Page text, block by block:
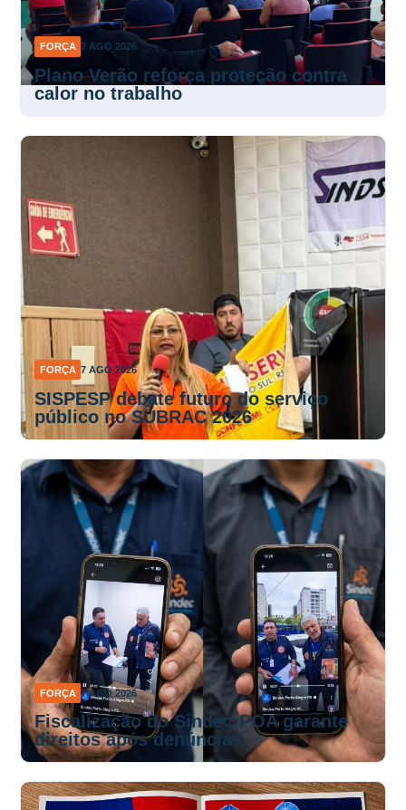
FORÇA 7 AGO 2026
Plano Verão reforça proteção contra
calor no trabalho
FORÇA 7 AGO 2026
SISPESP debate futuro do serviço
público no SUBRAC 2026
FORÇA 7 AGO 2026
Fiscalização do Sindec-POA garante
direitos após denúncias